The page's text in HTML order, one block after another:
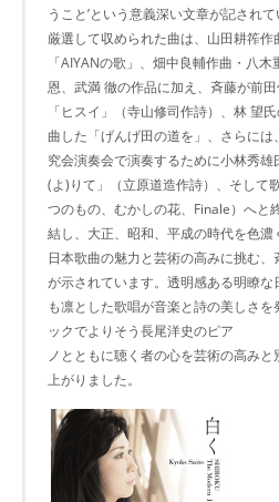
うこと’という意義深い文章が記されて
厳選して収められた曲は、山田耕筰
「AIYANの歌」、畑中良輔作曲・八
恩、武満 徹の作品に加え、斉藤が前
「ヒスイ」（寺山修司作詩）、林 望
曲した「げんげ田の道を」、さらに
究会演奏会で演奏するために小林秀
(よ)りて」（立原道造作詩）、そして
つのもの、むかしの花、Finale）へと
結し、大正、昭和、平成の時代を色濃
日本歌曲の魅力と芸術の高みに挑む
が示されています。透明感ある明瞭
も凛とした歌唱が音楽と詩の美しさ
ックでよりそう長尾洋史のピア
ノとともに聴く者の心を芸術の高み
上がりました。